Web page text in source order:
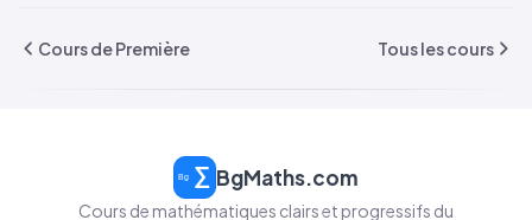
Cours de Première Tous les cours
BgMaths.com
Cours de mathématiques clairs et progressifs du